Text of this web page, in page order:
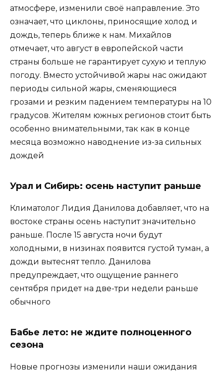
атмосфере, изменили своё направление. Это
означает, что циклоны, приносящие холод и
дождь, теперь ближе к нам. Михайлов
отмечает, что август в европейской части
страны больше не гарантирует сухую и теплую
погоду. Вместо устойчивой жары нас ожидают
периоды сильной жары, сменяющиеся
грозами и резким падением температуры на 10
градусов. Жителям южных регионов стоит быть
особенно внимательными, так как в конце
месяца возможно наводнение из-за сильных
дождей
Урал и Сибирь: осень наступит раньше
Климатолог Лидия Данилова добавляет, что на
востоке страны осень наступит значительно
раньше. После 15 августа ночи будут
холодными, в низинах появится густой туман, а
дожди вытеснят тепло. Данилова
предупреждает, что ощущение раннего
сентября придет на две-три недели раньше
обычного
Бабье лето: не ждите полноценного
сезона
Новые прогнозы изменили наши ожидания